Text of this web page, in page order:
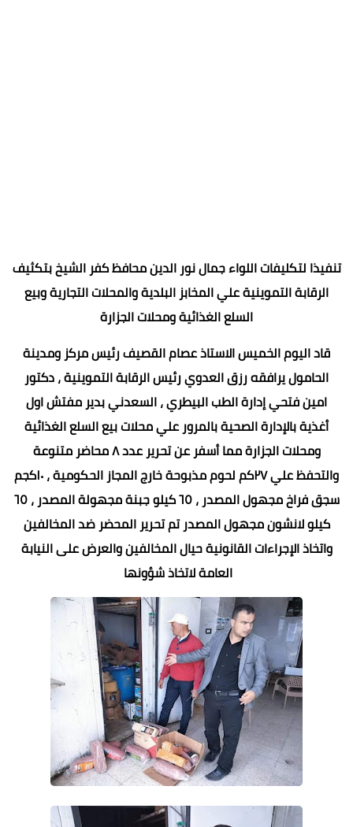
تنفيذا لتكليفات اللواء جمال نور الدين محافظ كفر الشيخ بتكثيف
الرقابة التموينية علي المخابز البلدية والمحلات التجارية وبيع
السلع الغذائية ومحلات الجزارة
قاد اليوم الخميس الاستاذ عصام القصيف رئيس مركز ومدينة
الحامول يرافقه رزق العدوي رئيس الرقابة التموينية ، دكتور
امين فتحي إدارة الطب البيطري ، السعدني بدير مفتش اول
أغذية بالإدارة الصحية بالمرور علي محلات بيع السلع الغذائية
ومحلات الجزارة مما أسفر عن تحرير عدد ٨ محاضر متنوعة
والتحفظ علي ٢٧كم لحوم مذبوحة خارج المجاز الحكومية ، ١٠كجم
سجق فراخ مجهول المصدر ، ٦٥ كيلو جبنة مجهولة المصدر ، ٦٥
كيلو لانشون مجهول المصدر تم تحرير المحضر ضد المخالفين
واتخاذ الإجراءات القانونية حيال المخالفين والعرض على النيابة
العامة لاتخاذ شؤونها